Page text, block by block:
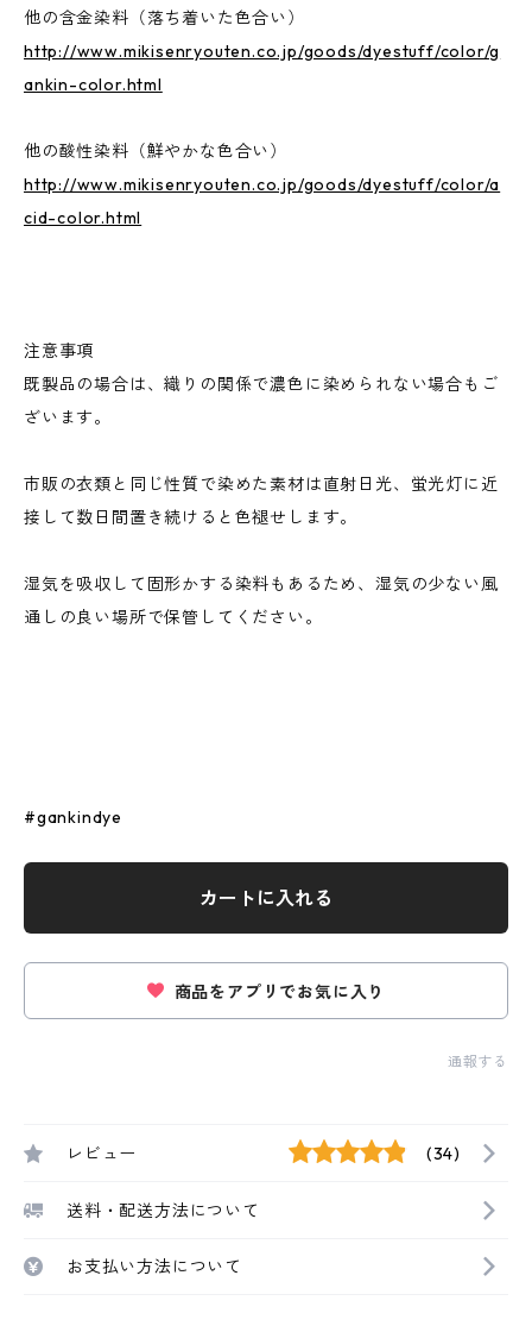
他の含金染料（落ち着いた色合い）
http://www.mikisenryouten.co.jp/goods/dyestuff/color/g
ankin-color.html
他の酸性染料（鮮やかな色合い）
http://www.mikisenryouten.co.jp/goods/dyestuff/color/a
cid-color.html
注意事項
既製品の場合は、織りの関係で濃色に染められない場合もご
ざいます。
市販の衣類と同じ性質で染めた素材は直射日光、蛍光灯に近
接して数日間置き続けると色褪せします。
湿気を吸収して固形かする染料もあるため、湿気の少ない風
通しの良い場所で保管してください。
#gankindye
カートに入れる
商品をアプリでお気に入り
通報する
レビュー (34)
送料・配送方法について
お支払い方法について